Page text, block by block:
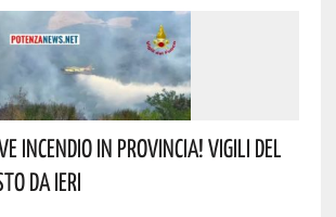
Incendio In Provincia! Vigili Del
Da Ieri